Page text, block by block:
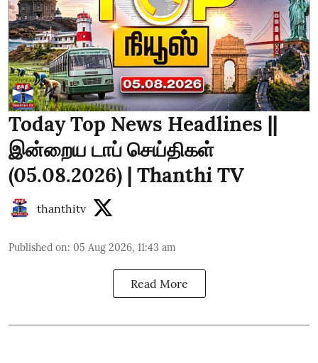
Today Top News Headlines ||
இன்றைய டாப் செய்திகள்
(05.08.2026) | Thanthi TV
thanthitv
Published on: 05 Aug 2026, 11:43 am
Read More